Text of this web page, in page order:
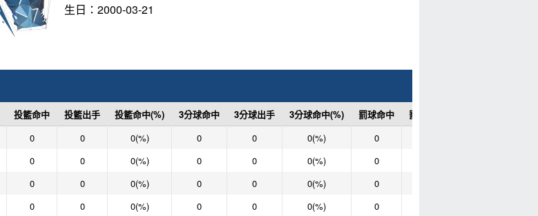
生日：2000-03-21
投籃命中 投籃出手 投籃命中(%) 3分球命中 3分球出手 3分球命中(%) 罰球命中 罰球次數
0 0 0(%) 0 0 0(%) 0
0 0 0(%) 0 0 0(%) 0
0 0 0(%) 0 0 0(%) 0
0 0 0(%) 0 0 0(%) 0